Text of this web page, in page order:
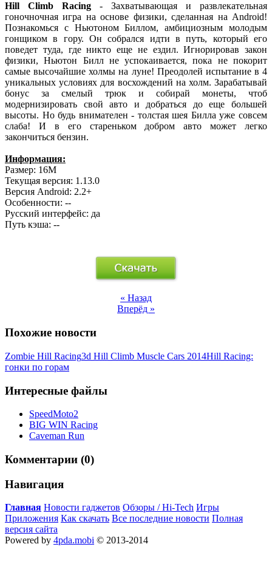
Hill Climb Racing - Захватывающая и развлекательная
гоночночная игра на основе физики, сделанная на Android!
Познакомься с Ньютоном Биллом, амбициозным молодым
гонщиком в гору. Он собрался идти в путь, который его
поведет туда, где никто еще не ездил. Игнорировав закон
физики, Ньютон Билл не успокаивается, пока не покорит
самые высочайшие холмы на луне! Преодолей испытание в 4
уникальных условиях для восхождений на холм. Зарабатывай
бонус за смелый трюк и собирай монеты, чтоб
модернизировать свой авто и добраться до еще большей
высоты. Но будь внимателен - толстая шея Билла уже совсем
слаба! И в его стареньком добром авто может легко
закончиться бензин.
Информация:
Размер: 16M
Текущая версия: 1.13.0
Версия Android: 2.2+
Особенности: --
Русский интерфейс: да
Путь кэша: --
« Назад
Вперёд »
Похожие новости
Zombie Hill Racing3d Hill Climb Muscle Cars 2014Hill Racing:
гонки по горам
Интересные файлы
SpeedMoto2
BIG WIN Racing
Caveman Run
Комментарии (0)
Навигация
Главная Новости гаджетов Обзоры / Hi-Tech Игры
Приложения Как скачать Все последние новости Полная
версия сайта
Powered by 4pda.mobi © 2013-2014